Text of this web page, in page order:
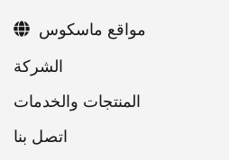
اتصل بنا
مواقع ماسكوس